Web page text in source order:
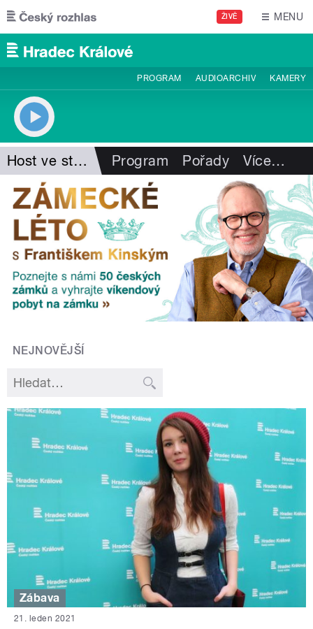
Přejít k hlavnímu obsahu
ŽIVĚ MENU
PROGRAM AUDIOARCHIV KAMERY
Host ve studiu Program Pořady Více…
NEJNOVĚJŠÍ
Zábava
21. leden 2021